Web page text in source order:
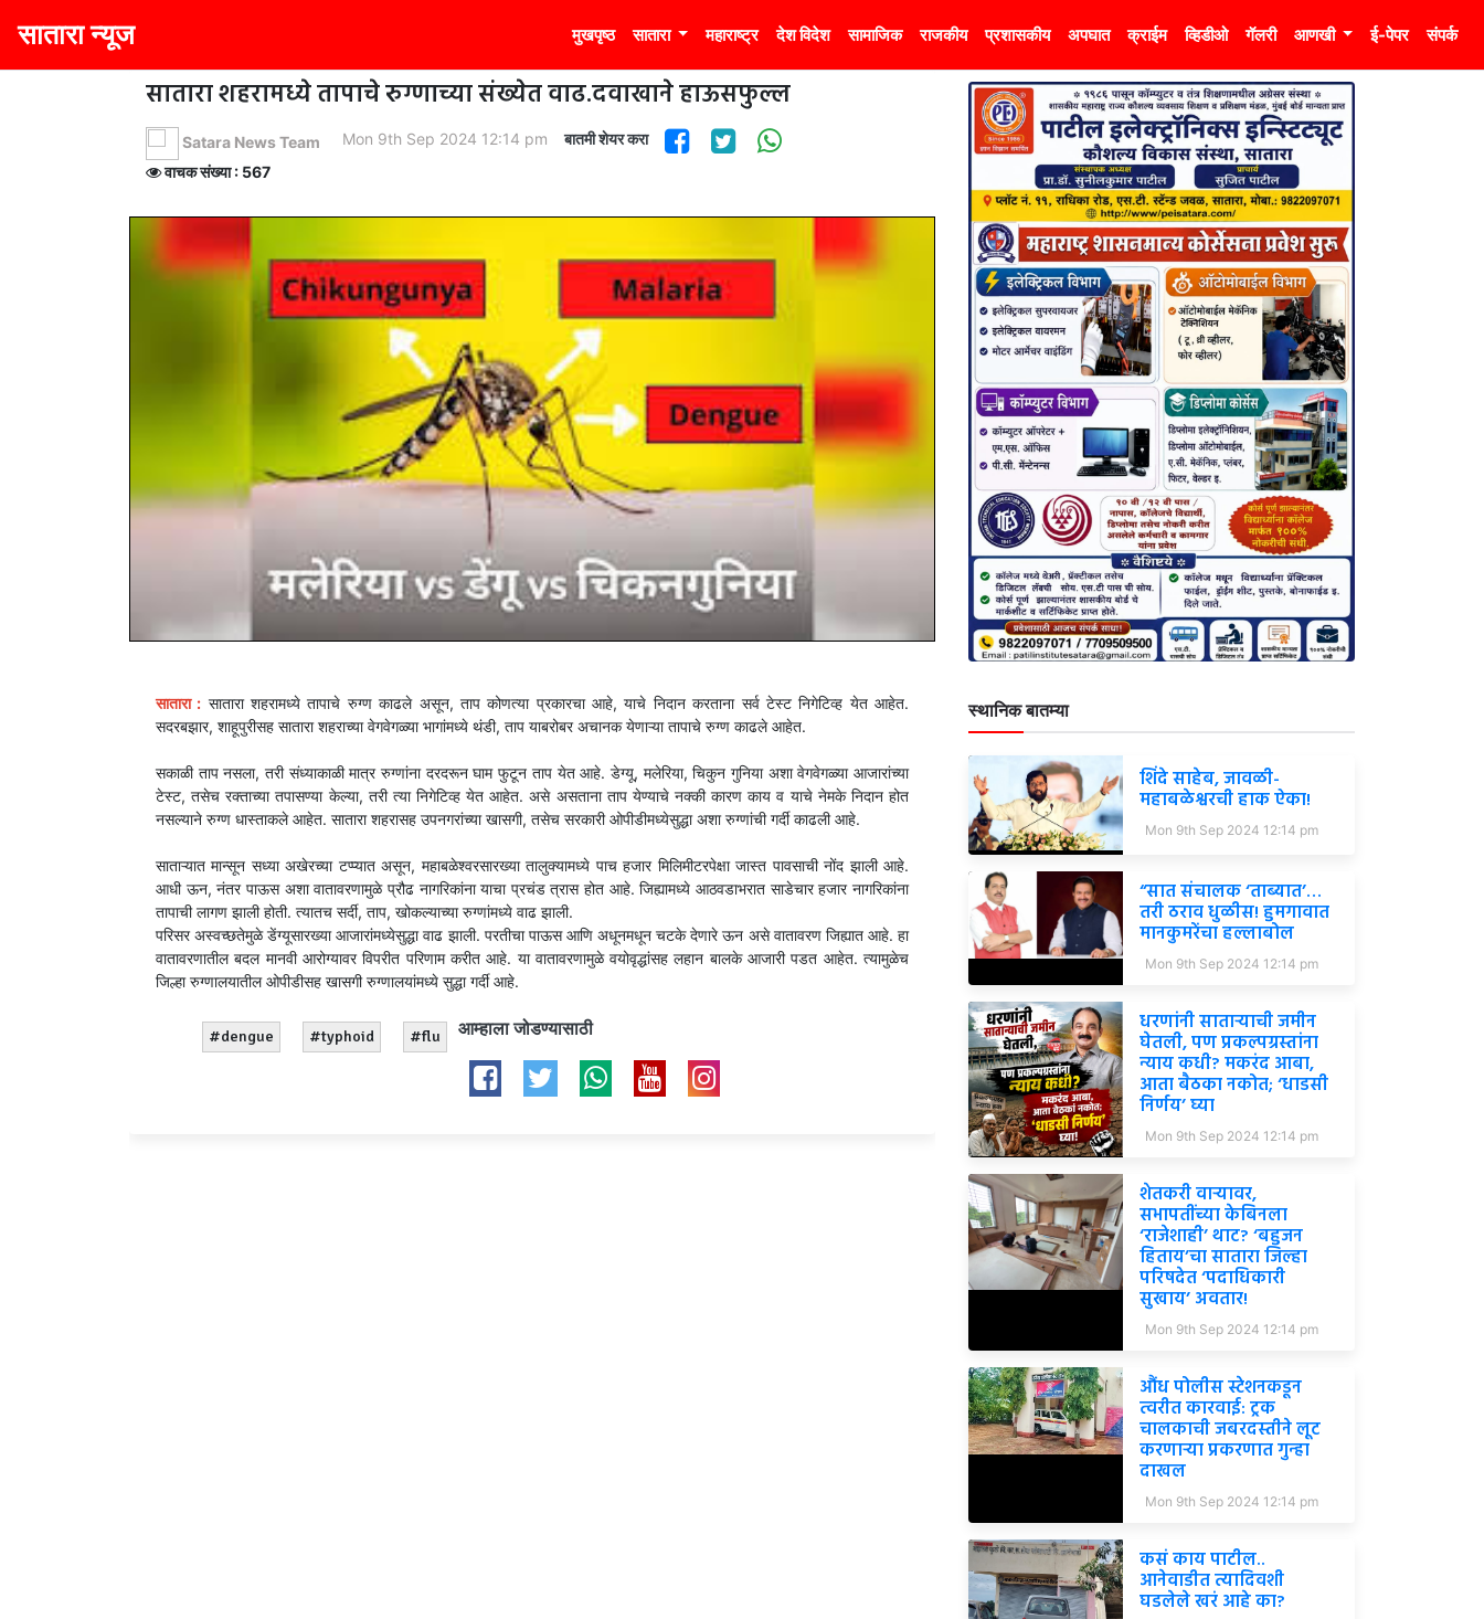
सातारा न्यूज मुखपृष्ठ सातारा महाराष्ट्र देश विदेश सामाजिक राजकीय प्रशासकीय अपघात क्राईम व्हिडीओ गॅलरी आणखी ई-पेपर संपर्क
सातारा शहरामध्ये तापाचे रुग्णाच्या संख्येत वाढ.दवाखाने हाऊसफुल्ल
Satara News Team Mon 9th Sep 2024 12:14 pm
बातमी शेयर करा
वाचक संख्या : 567
सातारा : सातारा शहरामध्ये तापाचे रुग्ण काढले असून, ताप कोणत्या प्रकारचा आहे, याचे निदान करताना सर्व टेस्ट निगेटिव्ह येत आहेत.
सदरबझार, शाहूपुरीसह सातारा शहराच्या वेगवेगळ्या भागांमध्ये थंडी, ताप याबरोबर अचानक येणाऱ्या तापाचे रुग्ण काढले आहेत.
सकाळी ताप नसला, तरी संध्याकाळी मात्र रुग्णांना दरदरून घाम फुटून ताप येत आहे. डेग्यू, मलेरिया, चिकुन गुनिया अशा वेगवेगळ्या आजारांच्या
टेस्ट, तसेच रक्ताच्या तपासण्या केल्या, तरी त्या निगेटिव्ह येत आहेत. असे असताना ताप येण्याचे नक्की कारण काय व याचे नेमके निदान होत
नसल्याने रुग्ण धास्ताकले आहेत. सातारा शहरासह उपनगरांच्या खासगी, तसेच सरकारी ओपीडीमध्येसुद्धा अशा रुग्णांची गर्दी काढली आहे.
साताऱ्यात मान्सून सध्या अखेरच्या टप्प्यात असून, महाबळेश्वरसारख्या तालुक्यामध्ये पाच हजार मिलिमीटरपेक्षा जास्त पावसाची नोंद झाली आहे.
आधी ऊन, नंतर पाऊस अशा वातावरणामुळे प्रौढ नागरिकांना याचा प्रचंड त्रास होत आहे. जिह्यामध्ये आठवडाभरात साडेचार हजार नागरिकांना
तापाची लागण झाली होती. त्यातच सर्दी, ताप, खोकल्याच्या रुग्णांमध्ये वाढ झाली.
परिसर अस्वच्छतेमुळे डेंग्यूसारख्या आजारांमध्येसुद्धा वाढ झाली. परतीचा पाऊस आणि अधूनमधून चटके देणारे ऊन असे वातावरण जिह्यात आहे. हा
वातावरणातील बदल मानवी आरोग्यावर विपरीत परिणाम करीत आहे. या वातावरणामुळे वयोवृद्धांसह लहान बालके आजारी पडत आहेत. त्यामुळेच
जिल्हा रुग्णालयातील ओपीडीसह खासगी रुग्णालयांमध्ये सुद्धा गर्दी आहे.
#dengue #typhoid #flu आम्हाला जोडण्यासाठी
स्थानिक बातम्या
शिंदे साहेब, जावळी-
महाबळेश्वरची हाक ऐका!
Mon 9th Sep 2024 12:14 pm
“सात संचालक ‘ताब्यात’…
तरी ठराव धुळीस! हुमगावात
मानकुमरेंचा हल्लाबोल
Mon 9th Sep 2024 12:14 pm
धरणांनी साताऱ्याची जमीन
घेतली, पण प्रकल्पग्रस्तांना
न्याय कधी? मकरंद आबा,
आता बैठका नकोत; ‘धाडसी
निर्णय’ घ्या
Mon 9th Sep 2024 12:14 pm
शेतकरी वाऱ्यावर,
सभापतींच्या केबिनला
‘राजेशाही’ थाट? ‘बहुजन
हिताय’चा सातारा जिल्हा
परिषदेत ‘पदाधिकारी
सुखाय’ अवतार!
Mon 9th Sep 2024 12:14 pm
औंध पोलीस स्टेशनकडून
त्वरीत कारवाई: ट्रक
चालकाची जबरदस्तीने लूट
करणाऱ्या प्रकरणात गुन्हा
दाखल
Mon 9th Sep 2024 12:14 pm
कसं काय पाटील..
आनेवाडीत त्यादिवशी
घडलेले खरं आहे का?